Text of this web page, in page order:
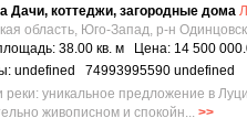
Дачи, коттеджи, загородные дома
область, Юго-Запад, р-н
38.00 кв. м Цена: 14 500
undefined 74993995590 undefined
уникальное предложение в
живописном и спокойн... >>